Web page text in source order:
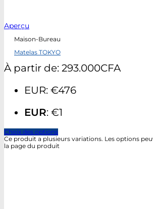
Aperçu
Maison-Bureau
Matelas TOKYO
À partir de: 293.000CFA
EUR: €476
EUR: €1
Choix des options
Ce produit a plusieurs variations. Les options
la page du produit